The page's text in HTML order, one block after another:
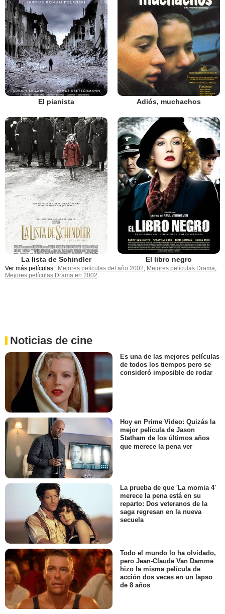
El pianista Adiós, muchachos
La lista de Schindler El libro negro
Ver más películas : Mejores películas del año 2002, Mejores películas Drama,
Mejores películas Drama en 2002.
Noticias de cine
Es una de las mejores películas
de todos los tiempos pero se
consideró imposible de rodar
Hoy en Prime Video: Quizás la
mejor película de Jason
Statham de los últimos años
que merece la pena ver
La prueba de que 'La momia 4'
merece la pena está en su
reparto: Dos veteranos de la
saga regresan en la nueva
secuela
Todo el mundo lo ha olvidado,
pero Jean-Claude Van Damme
hizo la misma película de
acción dos veces en un lapso
de 8 años